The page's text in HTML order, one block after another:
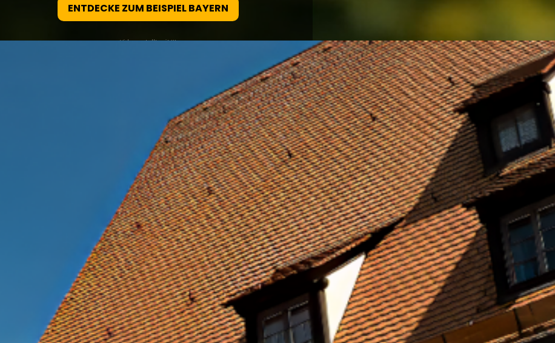
ENTDECKE ZUM BEISPIEL BAYERN
Video erstellt mit KI
60
REISE
MAGAZINE
1711
SEHENS
WERTES
3008
ALLE
EINTRÄGE
WERBEMÖGLICHKEITEN MEDIADATEN
GUT ZU WISSEN...